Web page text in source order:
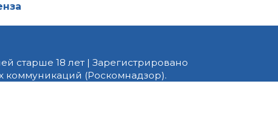
старше 18 лет | Зарегистрировано
коммуникаций (Роскомнадзор).